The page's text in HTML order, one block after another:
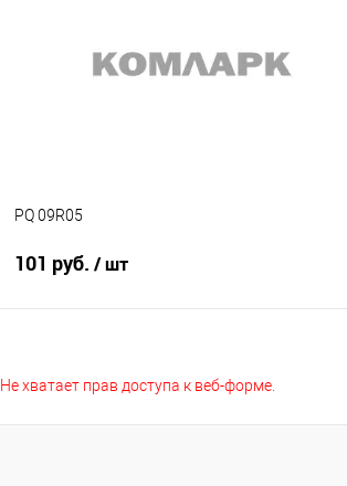
В избранное
Недоступно
PQ 09R05
101 руб. / шт
Не хватает прав доступа к веб-форме.